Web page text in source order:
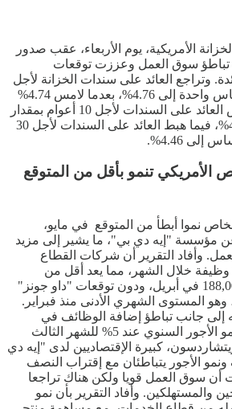
الأمريكية، يوم الأربعاء، عقب صدور
تباطؤ سوق العمل وعززت توقعات
وتراجع العائد على سندات الخزانة لأجل
عامين، بمقدار نقطة أساس واحدة إلى 4.76%، بعدما لامس 4.74%
في وقت سابق. وإنخفض العائد على السندات لأجل 10 أعوام بمقدار
نقطتي أساس إلى 4.318%، فيما هبط العائد على السندات لأجل 30
الأمريكي تنمو بأقل من المتوقع
نموا أبطأ من المتوقع في مايو،
مؤسسة "إيه دي بي"، ما يشير إلى مزيد
وأفاد التقرير أن شركات القطاع
الخاص أضافت 152,000 وظيفة خلال الشهر، مما يعد أقل من
المراجعة بالخفض إلى 188,00 في أبريل، ودون توقعات "داو جونز"
وظيفة، وهو المستوى الشهري الأدنى منذ فبراير.
إلى جانب تباطؤ إضافة الوظائف في
القطاع الخاص، إستقر نمو الأجور السنوي عند 5% للشهر الثالث
كبيرة الإقتصاديين لدى "إيه دي
الأجور يتباطئان مع إقتراب النصف
أن سوق العمل قويا ولكن هناك تراجعا
والمستهلكين. وأفاد التقرير بأن نمو